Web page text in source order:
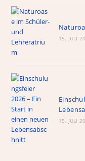
15. JULI
15. JULI